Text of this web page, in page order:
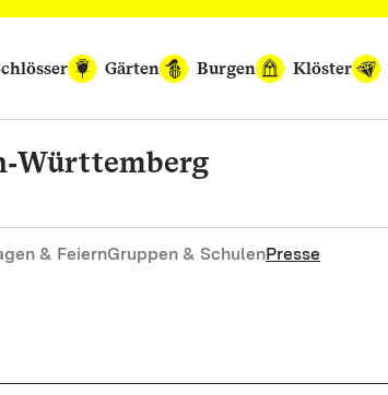
Gärten Burgen Klöster
& FeiernGruppen & SchulenPresse